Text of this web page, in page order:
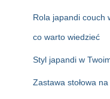
Rola japandi couch
co warto wiedzieć
Styl japandi w
Zastawa stołowa